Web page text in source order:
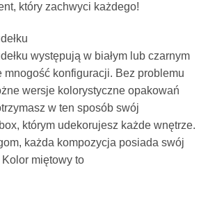
który zachwyci każdego!
występują w białym lub czarnym
mnogość konfiguracji. Bez problemu
wersje kolorystyczne opakowań
w ten sposób swój
którym udekorujesz każde wnętrze.
każda kompozycja posiada swój
miętowy to